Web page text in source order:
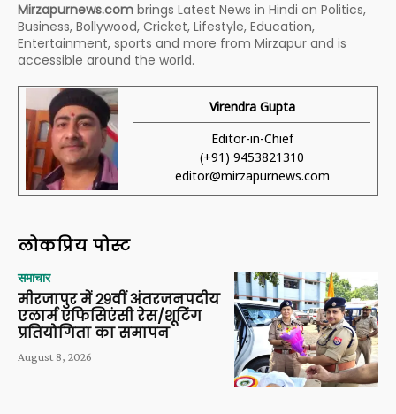
Mirzapurnews.com brings Latest News in Hindi on Politics,
Business, Bollywood, Cricket, Lifestyle, Education,
Entertainment, sports and more from Mirzapur and is
accessible around the world.
Virendra Gupta
Editor-in-Chief
(+91) 9453821310
editor@mirzapurnews.com
लोकप्रिय पोस्ट
समाचार
मीरजापुर में 29वीं अंतरजनपदीय
एलार्म एफिसिएंसी रेस/शूटिंग
प्रतियोगिता का समापन
August 8, 2026